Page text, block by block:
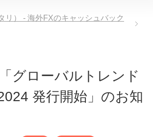
リ） - 海外FXのキャッシュバック
グローバルトレンド
発行開始」のお知